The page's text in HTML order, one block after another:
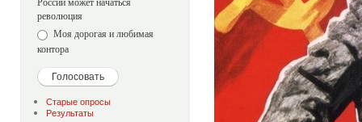
революция
Моя дорогая и любимая
контора
Старые опросы
Результаты